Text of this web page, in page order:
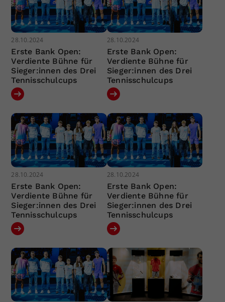
28.10.2024
Erste Bank Open:
Verdiente Bühne für
Sieger:innen des Drei
Tennisschulcups
28.10.2024
Erste Bank Open:
Verdiente Bühne für
Sieger:innen des Drei
Tennisschulcups
28.10.2024
Erste Bank Open:
Verdiente Bühne für
Sieger:innen des Drei
Tennisschulcups
28.10.2024
Erste Bank Open:
Verdiente Bühne für
Sieger:innen des Drei
Tennisschulcups